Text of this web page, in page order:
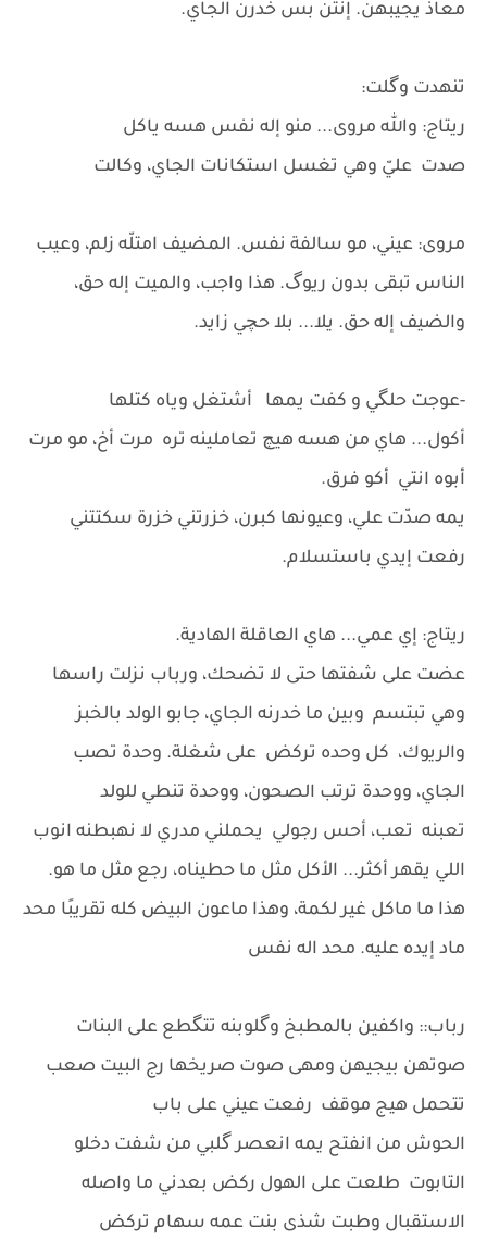
معاذ يجيبهن. إنتن بس خدرن الجاي.
تنهدت وگلت:
ريتاج: والله مروى... منو إله نفس هسه ياكل
صدت عليّ وهي تغسل استكانات الجاي، وكالت
مروى: عيني، مو سالفة نفس. المضيف امتلّه زلم، وعيب
الناس تبقى بدون ريوگ. هذا واجب، والميت إله حق،
والضيف إله حق. يلا... بلا حچي زايد.
-عوجت حلگي و كفت يمها أشتغل وياه كتلها
أكول... هاي من هسه هيچ تعاملينه تره مرت أخ، مو مرت
أبوه انتي أكو فرق.
يمه صدّت علي، وعيونها كبرن، خزرتني خزرة سكتتني
رفعت إيدي باستسلام.
ريتاج: إي عمي... هاي العاقلة الهادية.
عضت على شفتها حتى لا تضحك، ورباب نزلت راسها
وهي تبتسم وبين ما خدرنه الجاي، جابو الولد بالخبز
والريوك، كل وحده تركض على شغلة. وحدة تصب
الجاي، ووحدة ترتب الصحون، ووحدة تنطي للولد
تعبنه تعب، أحس رجولي يحملني مدري لا نهبطنه انوب
اللي يقهر أكثر... الأكل مثل ما حطيناه، رجع مثل ما هو.
هذا ما ماكل غير لكمة، وهذا ماعون البيض كله تقريبًا محد
ماد إيده عليه. محد اله نفس
رباب:: واكفين بالمطبخ وگلوبنه تتگطع على البنات
صوتهن بيجيهن ومهى صوت صريخها رج البيت صعب
تتحمل هيج موقف رفعت عيني على باب
الحوش من انفتح يمه انعصر گلبي من شفت دخلو
التابوت طلعت على الهول ركض بعدني ما واصله
الاستقبال وطبت شذى بنت عمه سهام تركض